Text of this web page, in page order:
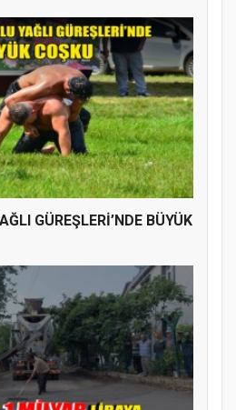
GÜREŞLERİ’NDE BÜYÜK